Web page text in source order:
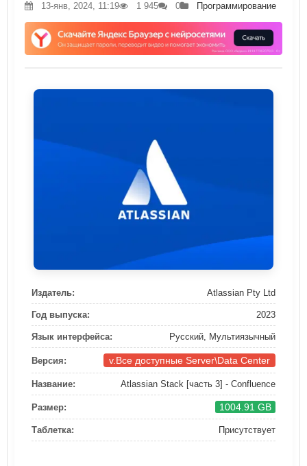
13-янв, 2024, 11:19 1 945 0 Программирование
Издатель: Atlassian Pty Ltd
Год выпуска: 2023
Язык интерфейса: Русский, Мультиязычный
Версия: v.Все доступные Server\Data Center
Название: Atlassian Stack [часть 3] - Confluence
Размер: 1004.91 GB
Таблетка: Присутствует